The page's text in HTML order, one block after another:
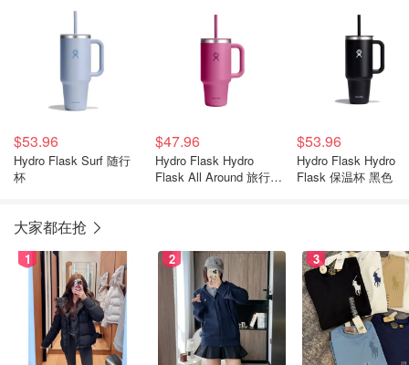
$53.96
Hydro Flask Surf 随行
杯
$47.96
Hydro Flask Hydro
Flask All Around 旅行杯
$53.96
Hydro Flask Hydro
Flask 保温杯 黑色
大家都在抢
1 2 3